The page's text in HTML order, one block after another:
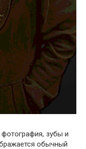
зубы и
обычный